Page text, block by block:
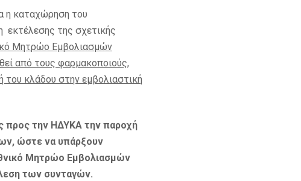
η καταχώρηση του
εκτέλεσης της σχετικής
Μητρώο Εμβολιασμών
από τους φαρμακοποιούς,
κλάδου στην εμβολιαστική
προς την ΗΔΥΚΑ την παροχή
ώστε να υπάρξουν
Μητρώο Εμβολιασμών
των συνταγών.